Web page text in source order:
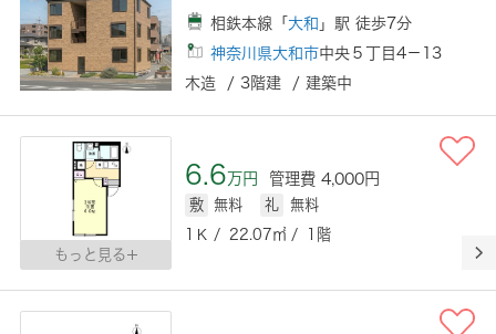
相鉄本線「 大和 」駅 徒歩7分
神奈川県大和市中央５丁目4－13
木造 / 3階建 / 建築中
もっと見る
6.6万円 管理費 4,000円
敷 無料 礼
無料
1Ｋ / 22.07㎡ / 1階